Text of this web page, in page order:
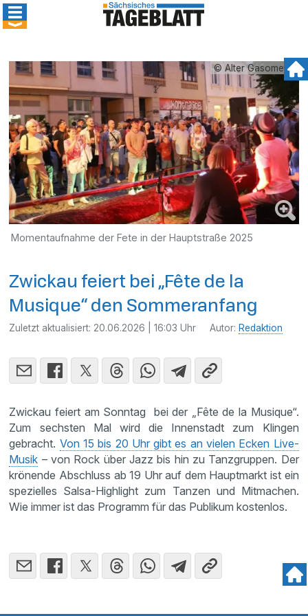
© Alter Gasometer
Momentaufnahme der Fete in der Hauptstraße 2025
Zwickau feiert bei „Fête de la
Musique“ den Sommeranfang
Zuletzt aktualisiert: 20.06.2026 | 16:03 Uhr Autor: Redaktion
Zwickau feiert am Sonntag bei der „Fête de la Musique“.
Zum sechsten Mal wird die Innenstadt zum Klingen
gebracht. Von 15 bis 20 Uhr gibt es an vielen Ecken Live-
Musik – von Rock über Jazz bis hin zu Tanzgruppen. Der
krönende Abschluss ab 19 Uhr auf dem Hauptmarkt ist ein
spezielles Salsa-Highlight zum Tanzen und Mitmachen.
Wie immer ist das Programm für das Publikum kostenlos.